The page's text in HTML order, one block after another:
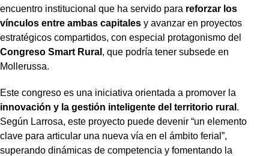
encuentro institucional que ha servido para reforzar los
vínculos entre ambas capitales y avanzar en proyectos
estratégicos compartidos, con especial protagonismo del
Congreso Smart Rural , que podría tener subsede en
Mollerussa.
Este congreso es una iniciativa orientada a promover la
innovación y la gestión inteligente del territorio rural .
Según Larrosa, este proyecto puede devenir “un elemento
clave para articular una nueva vía en el ámbito ferial”,
superando dinámicas de competencia y fomentando la